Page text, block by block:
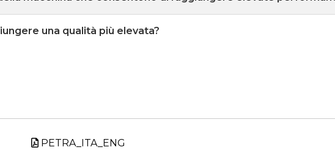
una qualità più elevata?
PETRA_ITA_ENG